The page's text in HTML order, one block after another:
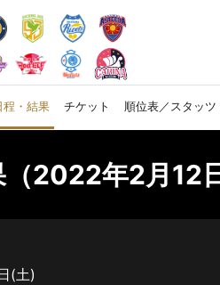
程・結果 チケット 順位表／スタッツ
（2022年2月12
(土)